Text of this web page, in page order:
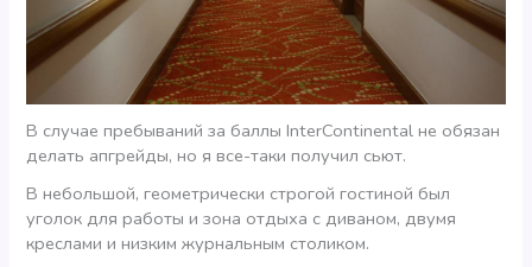
В случае пребываний за баллы InterContinental не обязан
делать апгрейды, но я все-таки получил сьют.
В небольшой, геометрически строгой гостиной был
уголок для работы и зона отдыха с диваном, двумя
креслами и низким журнальным столиком.